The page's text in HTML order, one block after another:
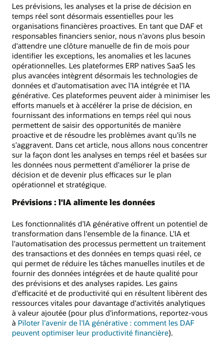
Les prévisions, les analyses et la prise de décision en
temps réel sont désormais essentielles pour les
organisations financières proactives. En tant que DAF et
responsables financiers senior, nous n'avons plus besoin
d'attendre une clôture manuelle de fin de mois pour
identifier les exceptions, les anomalies et les lacunes
opérationnelles. Les plateformes ERP natives SaaS les
plus avancées intègrent désormais les technologies de
données et d'automatisation avec l'IA intégrée et l'IA
générative. Ces plateformes peuvent aider à minimiser les
efforts manuels et à accélérer la prise de décision, en
fournissant des informations en temps réel qui nous
permettent de saisir des opportunités de manière
proactive et de résoudre les problèmes avant qu'ils ne
s'aggravent. Dans cet article, nous allons nous concentrer
sur la façon dont les analyses en temps réel et basées sur
les données nous permettent d'améliorer la prise de
décision et de devenir plus efficaces sur le plan
opérationnel et stratégique.
Prévisions : l'IA alimente les données
Les fonctionnalités d'IA générative offrent un potentiel de
transformation dans l'ensemble de la finance. L'IA et
l'automatisation des processus permettent un traitement
des transactions et des données en temps quasi réel, ce
qui permet de réduire les tâches manuelles inutiles et de
fournir des données intégrées et de haute qualité pour
des prévisions et des analyses rapides. Les gains
d'efficacité et de productivité qui en résultent libèrent des
ressources vitales pour davantage d'activités analytiques
à valeur ajoutée (pour plus d'informations, reportez-vous
à Piloter l'avenir de l'IA générative : comment les DAF
peuvent optimiser leur productivité financière).